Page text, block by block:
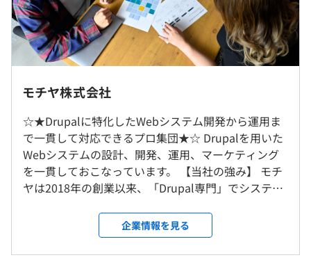
ウォーターフォール、アジャイル
Docker、Zabbix
■リモート勤務可
経験・能力により、オフィス出社を基本とする場合があり
ます。
就業場所の変更範囲
東京オフィス、岡山オフィス、自宅
分は別途支給）
（※想定年収は年収提示額を保証するものではありません）
9：45 ～ 18：45（実働8時間）
休憩時間：60分
平均残業時間：平均23時間／月
・完全週休2日制（土日）
モチヤ株式会社
☆★Drupalに特化したWebシステム開発から運用ま
で一貫して対応できるプロ集団★☆ Drupalを用いた
Webシステムの設計、開発、運用、マーケティング
を一貫しておこなっています。 【当社の強み】 モチ
ヤは2018年の創業以来、「Drupal専門」でシステム
力に自信があります。多言語サイト、高トラフィック
サイト、アクセス権限が複雑なイントラサイトなど
大規模案件の構築実績に加えて、インフラとサーバ
企業情報を見る